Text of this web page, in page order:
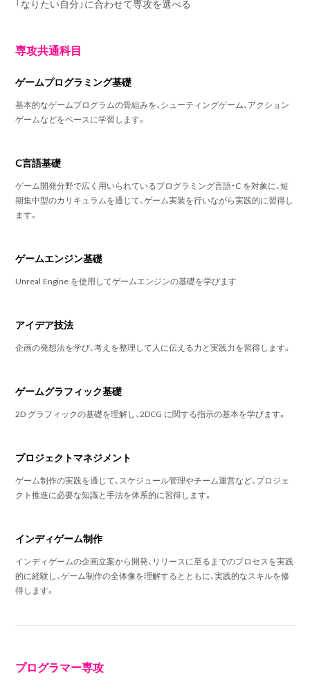
「なりたい自分」に合わせて専攻を選べる
専攻共通科目
ゲームプログラミング基礎
基本的なゲームプログラムの骨組みを、シューティングゲーム、アクション
ゲームなどをベースに学習します。
C言語基礎
ゲーム開発分野で広く用いられているプログラミング言語・C を対象に、短
期集中型のカリキュラムを通じて、ゲーム実装を行いながら実践的に習得し
ます。
ゲームエンジン基礎
Unreal Engine を使用してゲームエンジンの基礎を学びます
アイデア技法
企画の発想法を学び、考えを整理して人に伝える力と実践力を習得します。
ゲームグラフィック基礎
2D グラフィックの基礎を理解し、2DCG に関する指示の基本を学びます。
プロジェクトマネジメント
ゲーム制作の実践を通じて、スケジュール管理やチーム運営など、プロジェ
クト推進に必要な知識と手法を体系的に習得します。
インディゲーム制作
インディゲームの企画立案から開発、リリースに至るまでのプロセスを実践
的に経験し、ゲーム制作の全体像を理解するとともに、実践的なスキルを修
得します。
プログラマー専攻